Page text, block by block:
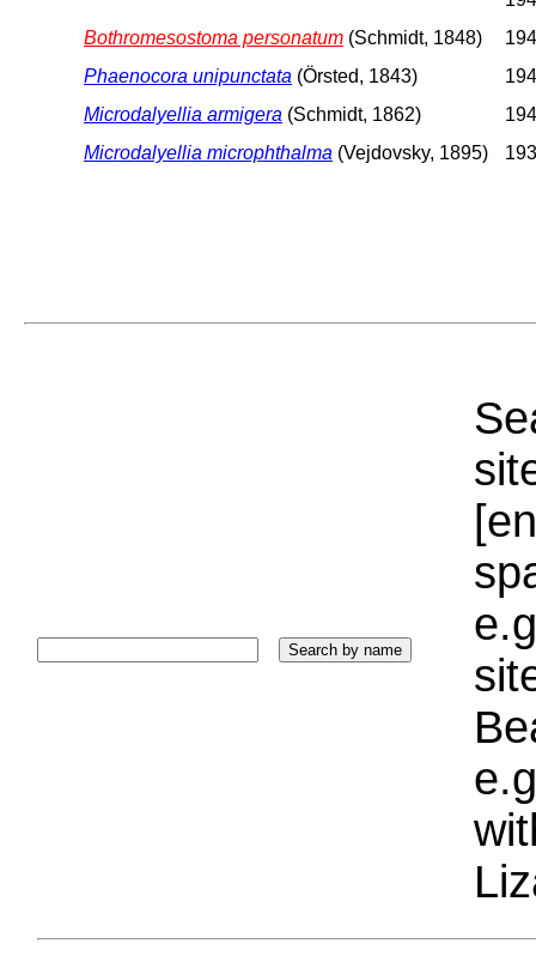
Bothromesostoma personatum (Schmidt, 1848)
Phaenocora unipunctata (Örsted, 1843)
Microdalyellia armigera (Schmidt, 1862)
Microdalyellia microphthalma (Vejdovsky, 1895)